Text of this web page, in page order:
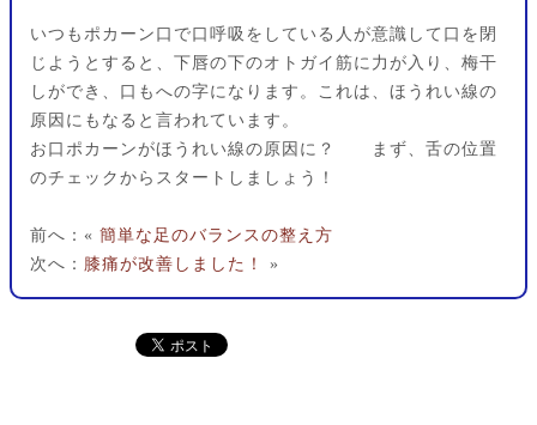
いつもポカーン口で口呼吸をしている人が意識して口を閉
じようとすると、下唇の下のオトガイ筋に力が入り、梅干
しができ、口もへの字になります。これは、ほうれい線の
原因にもなると言われています。
お口ポカーンがほうれい線の原因に？ まず、舌の位置
のチェックからスタートしましょう！
前へ：« 簡単な足のバランスの整え方
次へ： 膝痛が改善しました！ »